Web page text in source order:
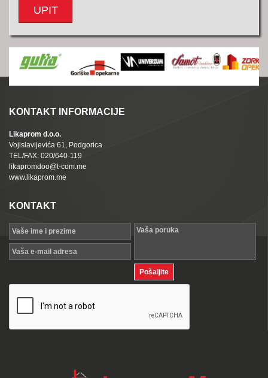
UPIT
KONTAKT INFORMACIJE
Likaprom d.o.o.
Vojislavljevića 61, Podgorica
TEL/FAX: 020/640-119
likapromdoo@t-com.me
www.likaprom.me
KONTAKT